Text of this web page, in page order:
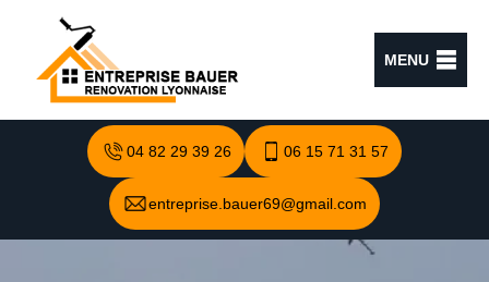
MENU
04 82 29 39 26 06 15 71 31 57
entreprise.bauer69@gmail.com